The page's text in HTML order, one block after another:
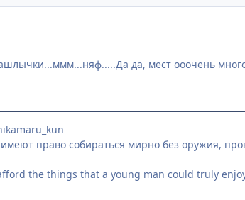
да, мест ооочень
право собираться мирно без оружия,
the things that a young man could truly